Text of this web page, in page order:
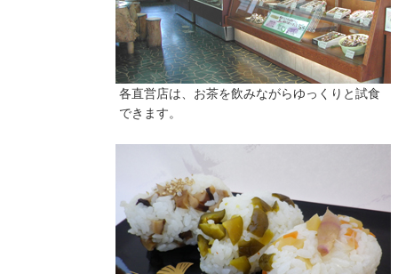
各直営店は、お茶を飲みながらゆっくりと試食
できます。